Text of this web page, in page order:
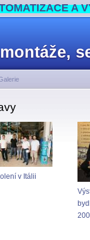
A
v Itálii